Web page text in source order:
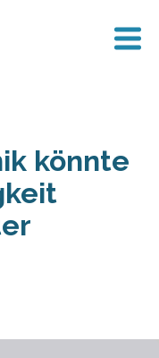
könnte